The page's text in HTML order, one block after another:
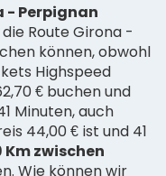
- Perpignan
Route Girona -
können, obwohl
Highspeed
€ buchen und
Minuten, auch
44,00 € ist und 41
Km zwischen
Wie können wir